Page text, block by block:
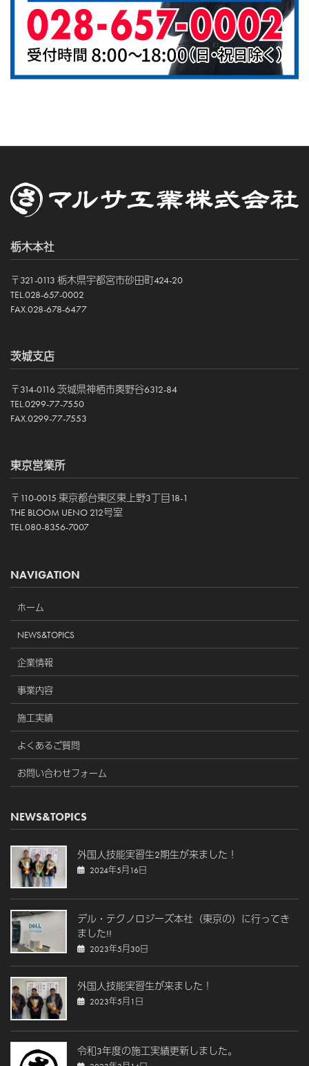
栃木本社
〒321-0113 栃木県宇都宮市砂田町424-20
TEL.028-657-0002
FAX.028-678-6477
茨城支店
〒314-0116 茨城県神栖市奥野谷6312-84
TEL.0299-77-7550
FAX.0299-77-7553
東京営業所
〒110-0015 東京都台東区東上野3丁目18-1
THE BLOOM UENO 212号室
TEL.080-8356-7007
NAVIGATION
ホーム
NEWS&TOPICS
企業情報
事業内容
施工実績
よくあるご質問
お問い合わせフォーム
NEWS&TOPICS
外国人技能実習生2期生が来ました！
2024年5月16日
デル・テクノロジーズ本社（東京の）に行ってき
ました!!
2023年5月30日
外国人技能実習生が来ました！
2023年5月1日
令和3年度の施工実績更新しました。